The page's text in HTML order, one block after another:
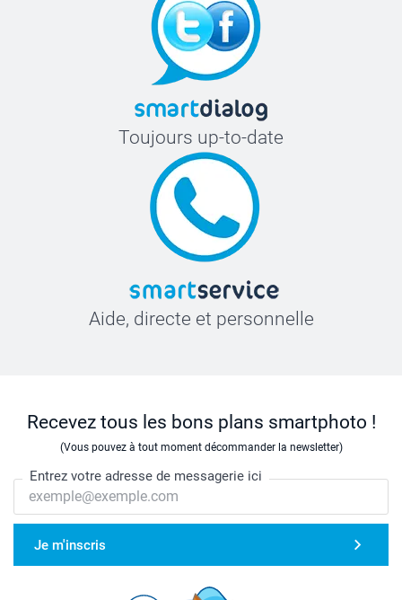
Toujours up-to-date
Aide, directe et personnelle
Recevez tous les bons plans smartphoto !
(Vous pouvez à tout moment décommander la newsletter)
Entrez votre adresse de messagerie ici
Je m'inscris